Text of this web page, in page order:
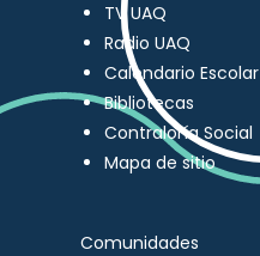
TV UAQ
Radio UAQ
Calendario Escolar
Bibliotecas
Contraloría Social
Mapa de sitio
Comunidades